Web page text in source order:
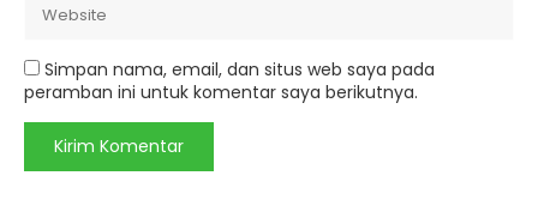
Simpan nama, email, dan situs web saya pada
peramban ini untuk komentar saya berikutnya.